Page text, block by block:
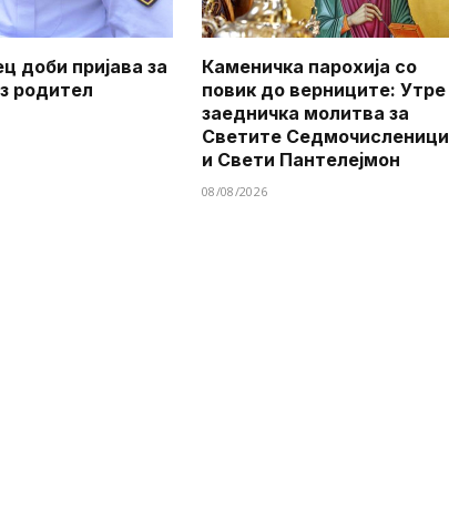
доби пријава за
родител
Каменичка парохија со
повик до верниците: Утре
заедничка молитва за
Светите Седмочисленици
и Свети Пантелејмон
08/08/2026